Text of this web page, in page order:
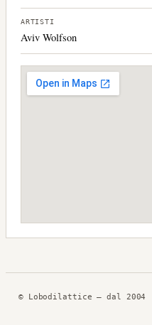
ARTISTI
Aviv Wolfson
© Lobodilattice — dal 2004